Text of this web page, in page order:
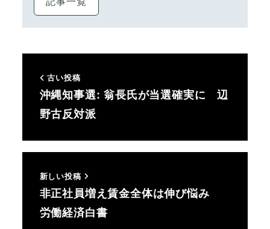
古い投稿
沖縄知事選: 翁長氏が当選確実に 辺
野古反対派
新しい投稿
非正社員増え賃金全体は伸び悩み
労働経済白書